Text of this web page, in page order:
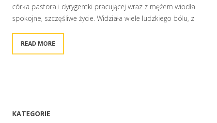
córka pastora i dyrygentki pracującej wraz z mężem wiodła
spokojne, szczęśliwe życie. Widziała wiele ludzkiego bólu, z
READ MORE
KATEGORIE